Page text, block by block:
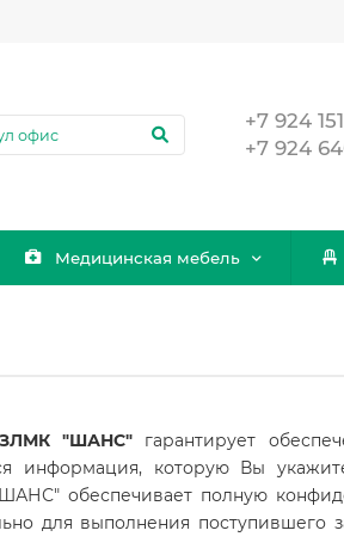
+7 924
+7 924
Медицинская мебель
"ШАНС" гарантирует
информация, которую Вы
обеспечивает полную
для выполнения